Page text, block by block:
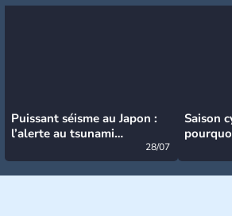
Puissant séisme au Japon :
l’alerte au tsunami
28/07
Saison